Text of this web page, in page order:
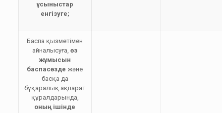
ұсыныстар
енгізуге;
Баспа қызметiмен
айналысуға,өз
жұмысын
баспасөзде және
басқа да
бұқаралық ақпарат
құралдарында,
оның ішінде